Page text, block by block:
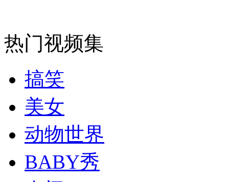
热门视频集
搞笑
美女
动物世界
BABY秀